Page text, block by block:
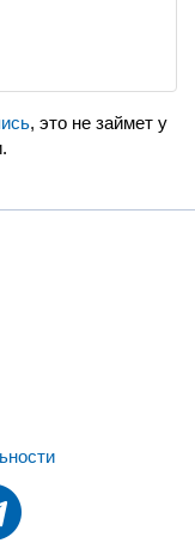
, это не займет у